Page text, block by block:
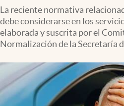
Clima
Espiritualidad
abre en nueva pestaña
México
La reciente normativa
debe considerarse en los
elaborada y suscrita por el
Normalización de la Secretaría